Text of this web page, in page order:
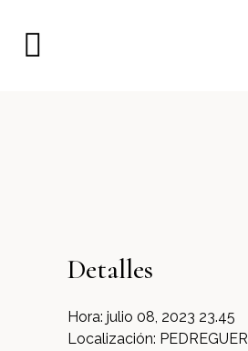
Detalles
Hora: julio 08, 2023 23.45
Localización: PEDREGUER